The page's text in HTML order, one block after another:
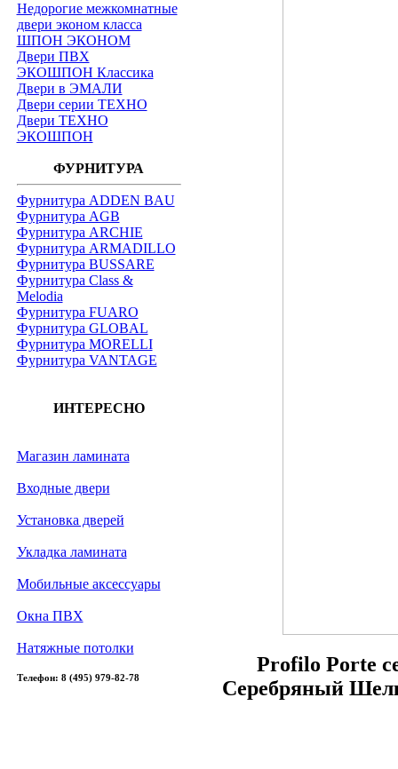
Недорогие межкомнатные
двери эконом класса
ШПОН ЭКОНОМ
Двери ПВХ
ЭКОШПОН Классика
Двери в ЭМАЛИ
Двери серии ТЕХНО
Двери ТЕХНО
ЭКОШПОН
ФУРНИТУРА
Фурнитура ADDEN BAU
Фурнитура AGB
Фурнитура ARCHIE
Фурнитура ARMADILLO
Фурнитура BUSSARE
Фурнитура Class &
Melodia
Фурнитура FUARO
Фурнитура GLOBAL
Фурнитура MORELLI
Фурнитура VANTAGE
ИНТЕРЕСНО
Магазин ламината
Входные двери
Установка дверей
Укладка ламината
Мобильные аксессуары
Окна ПВХ
Натяжные потолки
Телефон: 8 (495) 979-82-78
Profilo Porte
Серебряный